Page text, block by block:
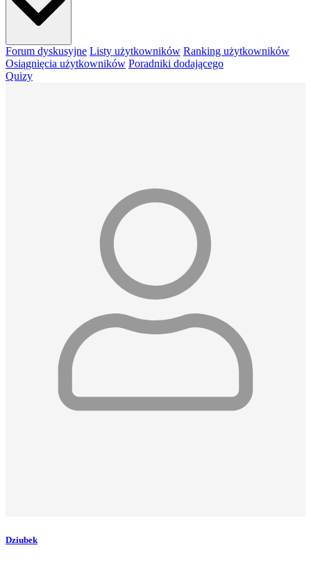
Forum dyskusyjne Listy użytkowników Ranking użytkowników
Osiągnięcia użytkowników Poradniki dodającego
Quizy
Dziubek